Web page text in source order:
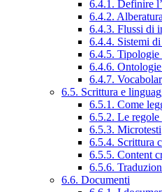
6.4.1. Definire
6.4.2. Alberatura
6.4.3. Flussi di
6.4.4. Sistemi
6.4.5. Tipologie
6.4.6. Ontologie
6.4.7.
6.5. Scrittura e
6.5.1. Come
6.5.2. Le
6.5.3. Microtesti
6.5.4. Scrittura
6.5.5. Content
6.5.6.
6.6. Documenti